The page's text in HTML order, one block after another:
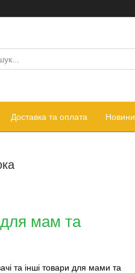
Доставка та оплата Новини
для мам та
та інші товари для мами та